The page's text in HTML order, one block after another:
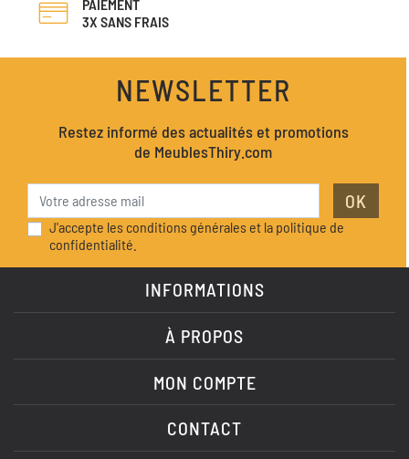
PAIEMENT
3X SANS FRAIS
NEWSLETTER
Restez informé des actualités et promotions
de MeublesThiry.com
OK
J'accepte les conditions générales et la politique de
confidentialité.
INFORMATIONS
À PROPOS
MON COMPTE
CONTACT